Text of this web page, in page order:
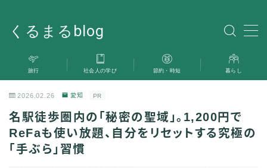
くるまるblog
MENU
旅行
暮らし
社会人の学び
旅行 社会人の学び 節約・時短 暮らし
2026.02.26 愛知 PR
名駅徒歩圏内の「秘密の聖域」。1,200円で
ReFaも使い放題、自分をリセットする究極の
「手ぶら」習慣